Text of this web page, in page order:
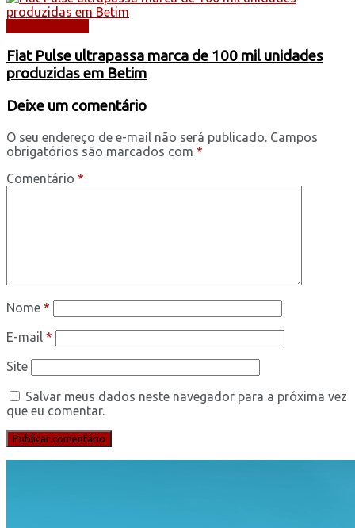
Fiat Pulse ultrapassa marca de 100 mil unidades
produzidas em Betim
Deixe um comentário
O seu endereço de e-mail não será publicado. Campos
obrigatórios são marcados com *
Comentário *
Nome *
E-mail *
Site
Salvar meus dados neste navegador para a próxima vez
que eu comentar.